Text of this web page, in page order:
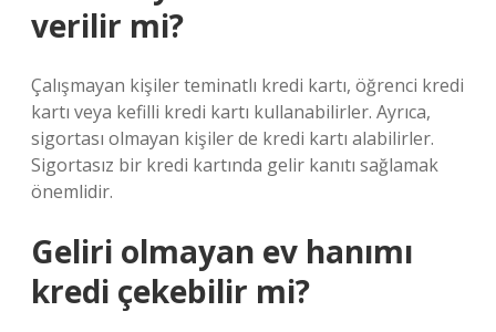
verilir mi?
Çalışmayan kişiler teminatlı kredi kartı, öğrenci kredi
kartı veya kefilli kredi kartı kullanabilirler. Ayrıca,
sigortası olmayan kişiler de kredi kartı alabilirler.
Sigortasız bir kredi kartında gelir kanıtı sağlamak
önemlidir.
Geliri olmayan ev hanımı
kredi çekebilir mi?